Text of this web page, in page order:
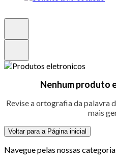
Nenhum produto
Revise a ortografia da palavra
mais
Voltar para a Página inicial
Navegue pelas nossas